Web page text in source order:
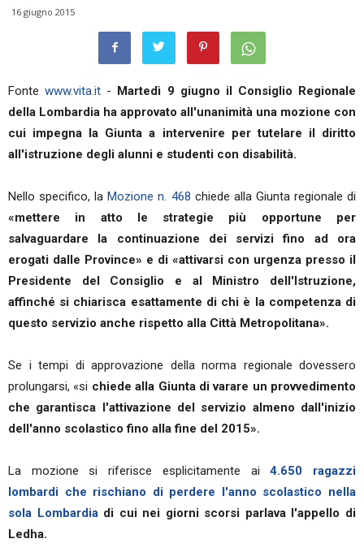
16 giugno 2015
Fontewww.vita.it - Martedì 9 giugno il Consiglio Regionale
della Lombardia ha approvato all'unanimità una mozione con
cui impegna la Giunta a intervenire per tutelare il diritto
all'istruzione degli alunni e studenti con disabilità.
Nello specifico, laMozione n. 468 chiede alla Giunta regionale di
«mettere in atto le strategie più opportune per
salvaguardare la continuazione dei servizi fino ad ora
erogati dalle Province» e di «attivarsi con urgenza presso il
Presidente del Consiglio e al Ministro dell'Istruzione,
affinché si chiarisca esattamente di chi è la competenza di
questo servizio anche rispetto alla Città Metropolitana».
Se i tempi di approvazione della norma regionale dovessero
prolungarsi, «si chiede alla Giunta di varare un provvedimento
che garantisca l'attivazione del servizio almeno dall'inizio
dell'anno scolastico fino alla fine del 2015».
La mozione si riferisce esplicitamente ai4.650 ragazzi
lombardi che rischiano di perdere l'anno scolastico nella
sola Lombardiadi cui nei giorni scorsi parlava l'appello di
Ledha.